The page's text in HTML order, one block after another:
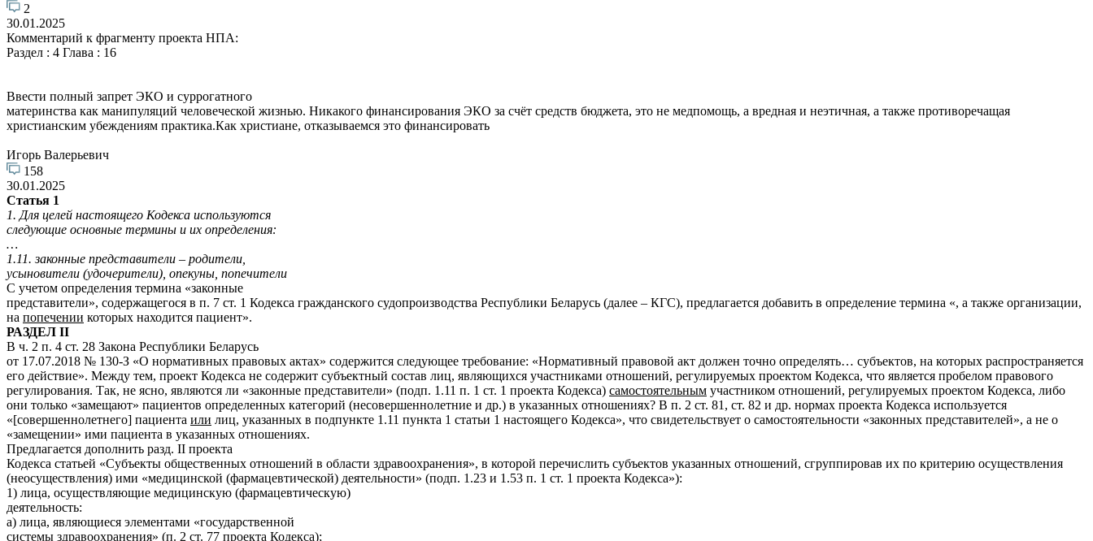
2
30.01.2025
Комментарий к фрагменту проекта НПА:
Раздел : 4 Глава : 16
Ввести полный запрет ЭКО и суррогатного
материнства как манипуляций человеческой жизнью. Никакого финансирования ЭКО за счёт средств бюджета, это не медпомощь, а вредная и неэтичная, а также противоречащая
христианским убеждениям практика.Как христиане, отказываемся это финансировать
Игорь Валерьевич
158
30.01.2025
Статья 1
1. Для целей настоящего Кодекса используются
следующие основные термины и их определения:
…
1.11. законные представители – родители,
усыновители (удочерители), опекуны, попечители
С учетом определения термина «законные
представители», содержащегося в п. 7 ст. 1 Кодекса гражданского судопроизводства Республики Беларусь (далее – КГС), предлагается добавить в определение термина «, а также организации,
на попечении которых находится пациент».
РАЗДЕЛ II
В ч. 2 п. 4 ст. 28 Закона Республики Беларусь
от 17.07.2018 № 130-З «О нормативных правовых актах» содержится следующее требование: «Нормативный правовой акт должен точно определять… субъектов, на которых распространяется
его действие». Между тем, проект Кодекса не содержит субъектный состав лиц, являющихся участниками отношений, регулируемых проектом Кодекса, что является пробелом правового
регулирования. Так, не ясно, являются ли «законные представители» (подп. 1.11 п. 1 ст. 1 проекта Кодекса) самостоятельным участником отношений, регулируемых проектом Кодекса, либо
они только «замещают» пациентов определенных категорий (несовершеннолетние и др.) в указанных отношениях? В п. 2 ст. 81, ст. 82 и др. нормах проекта Кодекса используется
«[совершеннолетнего] пациента или лиц, указанных в подпункте 1.11 пункта 1 статьи 1 настоящего Кодекса», что свидетельствует о самостоятельности «законных представителей», а не о
«замещении» ими пациента в указанных отношениях.
Предлагается дополнить разд. II проекта
Кодекса статьей «Субъекты общественных отношений в области здравоохранения», в которой перечислить субъектов указанных отношений, сгруппировав их по критерию осуществления
(неосуществления) ими «медицинской (фармацевтической) деятельности» (подп. 1.23 и 1.53 п. 1 ст. 1 проекта Кодекса»):
1) лица, осуществляющие медицинскую (фармацевтическую)
деятельность:
а) лица, являющиеся элементами «государственной
системы здравоохранения» (п. 2 ст. 77 проекта Кодекса);